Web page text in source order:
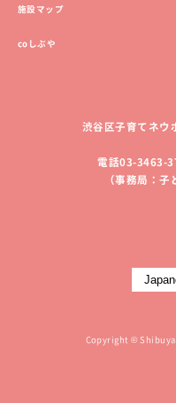
施設マップ
coしぶや
渋谷区子育てネウ
電話03-3463-
（事務局：子
Copyright ©